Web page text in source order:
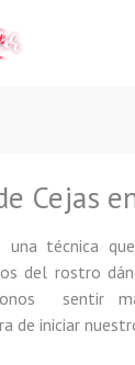
Cejas
una técnica
del rostro
sentir
de iniciar